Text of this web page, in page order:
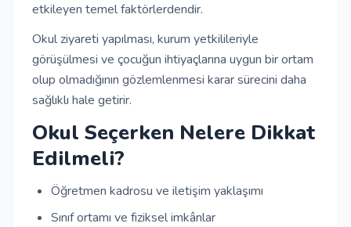
etkileyen temel faktörlerdendir.
Okul ziyareti yapılması, kurum yetkilileriyle
görüşülmesi ve çocuğun ihtiyaçlarına uygun bir ortam
olup olmadığının gözlemlenmesi karar sürecini daha
sağlıklı hale getirir.
Okul Seçerken Nelere Dikkat
Edilmeli?
Öğretmen kadrosu ve iletişim yaklaşımı
Sınıf ortamı ve fiziksel imkânlar